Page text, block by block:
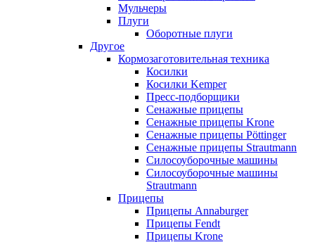
Мульчеры
Плуги
Оборотные плуги
Другое
Кормозаготовительная техника
Косилки
Косилки Kemper
Пресс-подборщики
Сенажные прицепы
Сенажные прицепы Krone
Сенажные прицепы Pöttinger
Сенажные прицепы Strautmann
Силосоуборочные машины
Силосоуборочные машины
Strautmann
Прицепы
Прицепы Annaburger
Прицепы Fendt
Прицепы Krone